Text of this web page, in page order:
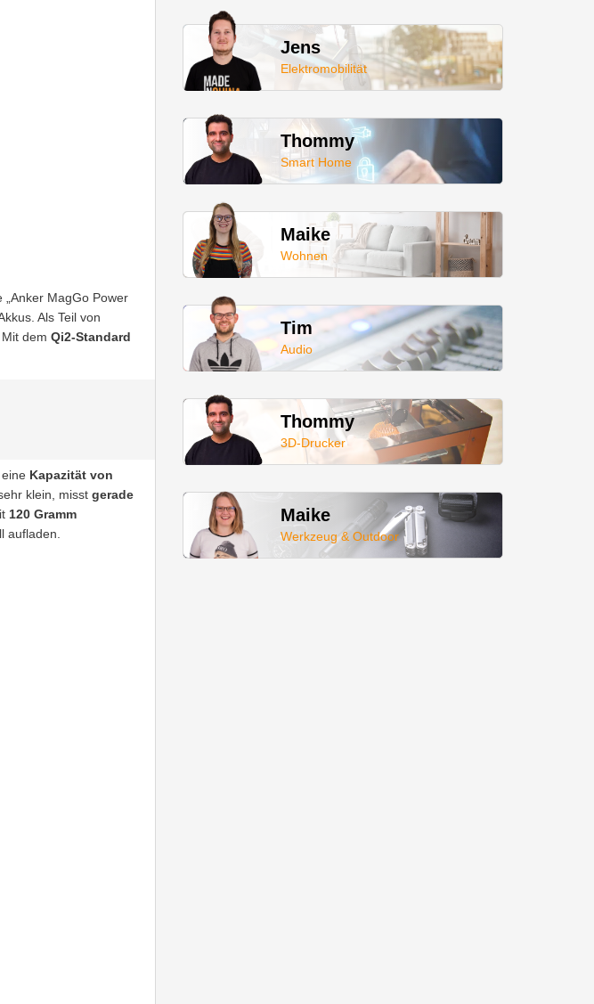
MagGo Power
Als Teil von
dem Qi2-Standard
Kapazität von
klein, misst gerade
120 Gramm
aufladen.
Jens
Elektromobilität
Thommy
Smart Home
Maike
Wohnen
Tim
Audio
Thommy
3D-Drucker
Maike
Werkzeug & Outdoor